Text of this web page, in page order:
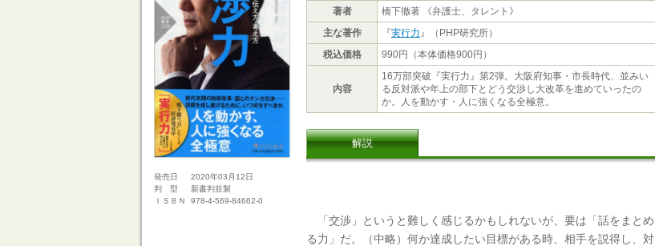
発売日
2020年03月12日
判 型
新書判並製
ＩＳＢＮ
978-4-569-84662-0
著者
橋下徹著 《弁護士、タレント》
主な著作
『実行力 』（PHP研究所）
税込価格
990円（本体価格900円）
内容
16万部突破『実行力』第2弾。大阪府知事・市長時代、並みい
る反対派や年上の部下とどう交渉し大改革を進めていったの
か。人を動かす・人に強くなる全極意。
解説
「交渉」というと難しく感じるかもしれないが、要は「話をまとめ
る力」だ。（中略）何か達成したい目標がある時、相手を説得し、対